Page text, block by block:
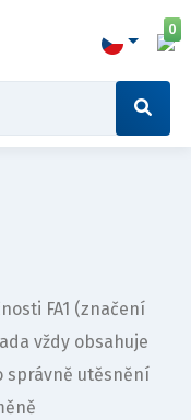
0
FA1 (značení
vždy obsahuje
správně utěsnění